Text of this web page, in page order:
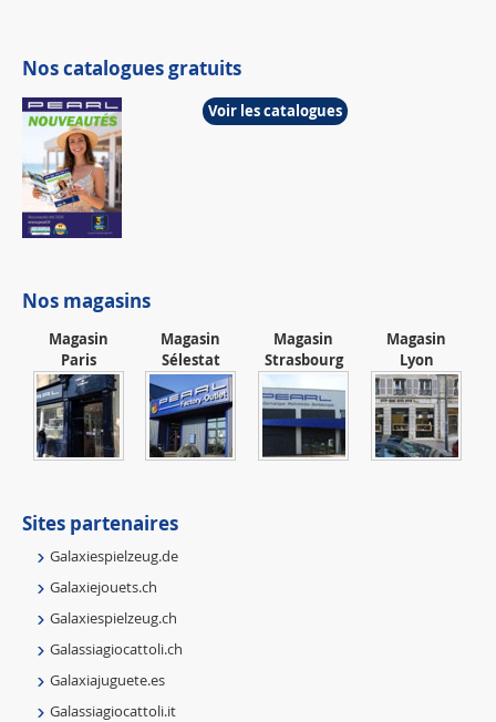
Nos catalogues gratuits
Voir les catalogues
Nos magasins
Magasin
Paris
Magasin
Sélestat
Magasin
Strasbourg
Magasin
Lyon
Sites partenaires
Galaxiespielzeug.de
Galaxiejouets.ch
Galaxiespielzeug.ch
Galassiagiocattoli.ch
Galaxiajuguete.es
Galassiagiocattoli.it